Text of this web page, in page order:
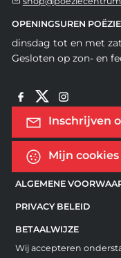
OPENINGSUREN
dinsdag tot en met
Gesloten op zon- en
Inschrijven
Mijn
ALGEMENE
PRIVACY BELEID
BETAALWIJZE
Wij accepteren